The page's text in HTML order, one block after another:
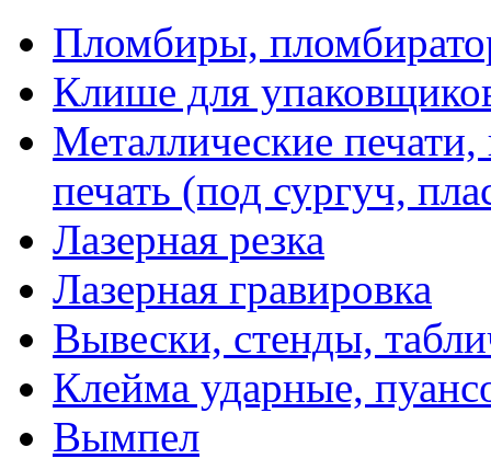
Пломбиры,
Клише для
Металлические
печать (под сургуч,
Лазерная резка
Лазерная гравировка
Вывески, стенды,
Клейма ударные,
Вымпел